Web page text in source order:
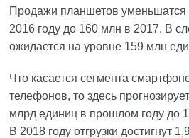
Продажи планшетов уменьшатся
2016 году до 160 млн в 2017. В
ожидается на уровне 159 млн
Что касается сегмента
телефонов, то здесь
млрд единиц в прошлом году до
В 2018 году отгрузки достигнут